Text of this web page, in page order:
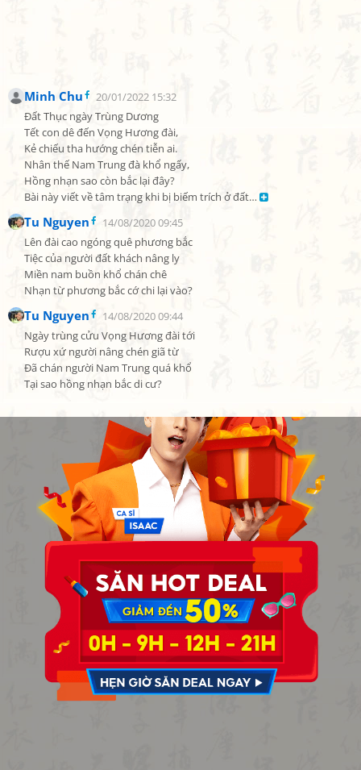
Minh Chu
20/01/2022 15:32
Đất Thục ngày Trùng Dương
Tết con dê đến Vọng Hương đài,
Kẻ chiếu tha hướng chén tiễn ai.
Nhân thế Nam Trung đà khổ ngấy,
Hồng nhạn sao còn bắc lại đây?
Bài này viết về tâm trạng khi bị biếm trích ở đất…
Tu Nguyen
14/08/2020 09:45
Lên đài cao ngóng quê phương bắc
Tiệc của người đất khách nâng ly
Miền nam buồn khổ chán chê
Nhạn từ phương bắc cớ chi lại vào?
Tu Nguyen
14/08/2020 09:44
Ngày trùng cửu Vọng Hương đài tới
Rượu xứ người nâng chén giã từ
Đã chán người Nam Trung quá khổ
Tại sao hồng nhạn bắc di cư?